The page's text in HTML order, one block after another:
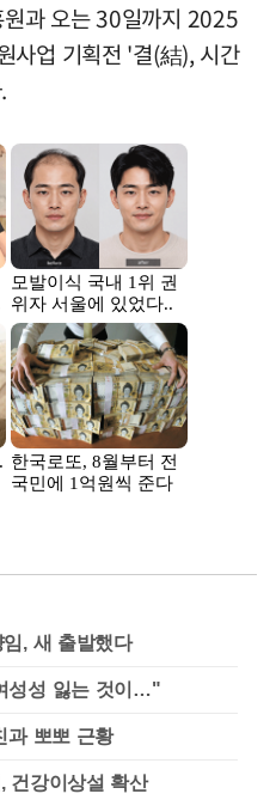
과 오는 30일까지 2025
사업 기획전 '결(結), 시간
, 새 출발했다
성성 잃는 것이…"
과 뽀뽀 근황
건강이상설 확산